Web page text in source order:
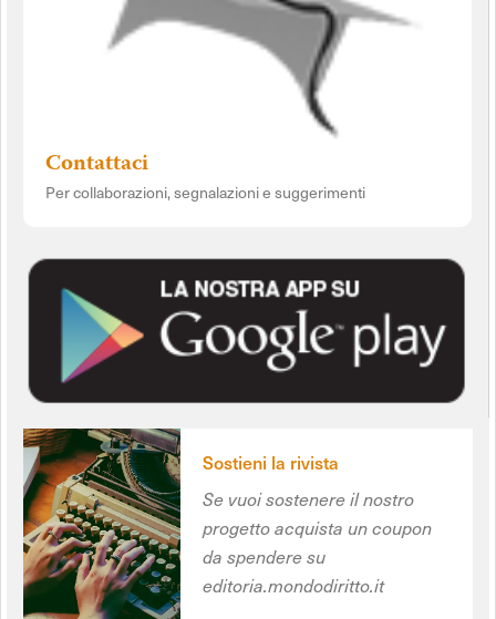
Contattaci
Per collaborazioni, segnalazioni e suggerimenti
Sostieni la rivista
Se vuoi sostenere il nostro
progetto acquista un coupon
da spendere su
editoria.mondodiritto.it